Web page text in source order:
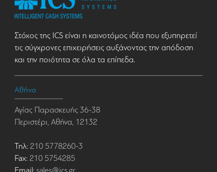
Στόχος της ICS είναι η καινοτόμος ιδέα που εξυπηρετεί
τις σύγχρονες επιχειρήσεις αυξάνοντας την απόδοση
και την ποιότητα σε όλα τα επίπεδα.
Αθήνα
Αγίας Παρασκευής 36-38
Περιστέρι, Αθήνα, 12132
Τηλ: 210 5778260-3
Fax: 210 5754285